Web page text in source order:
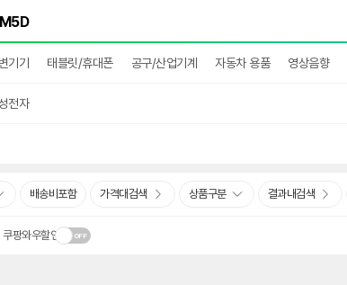
기기 태블릿/휴대폰 공구/산업기계 자동차 용품 영상음향
전자
배송비포함 가격대검색 상품구분 결과내검색
쿠팡와우할인